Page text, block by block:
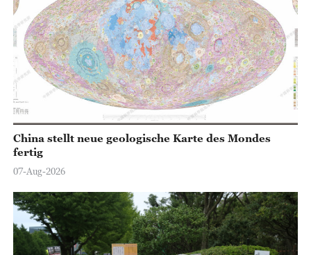
China stellt neue geologische Karte des Mondes
fertig
07-Aug-2026